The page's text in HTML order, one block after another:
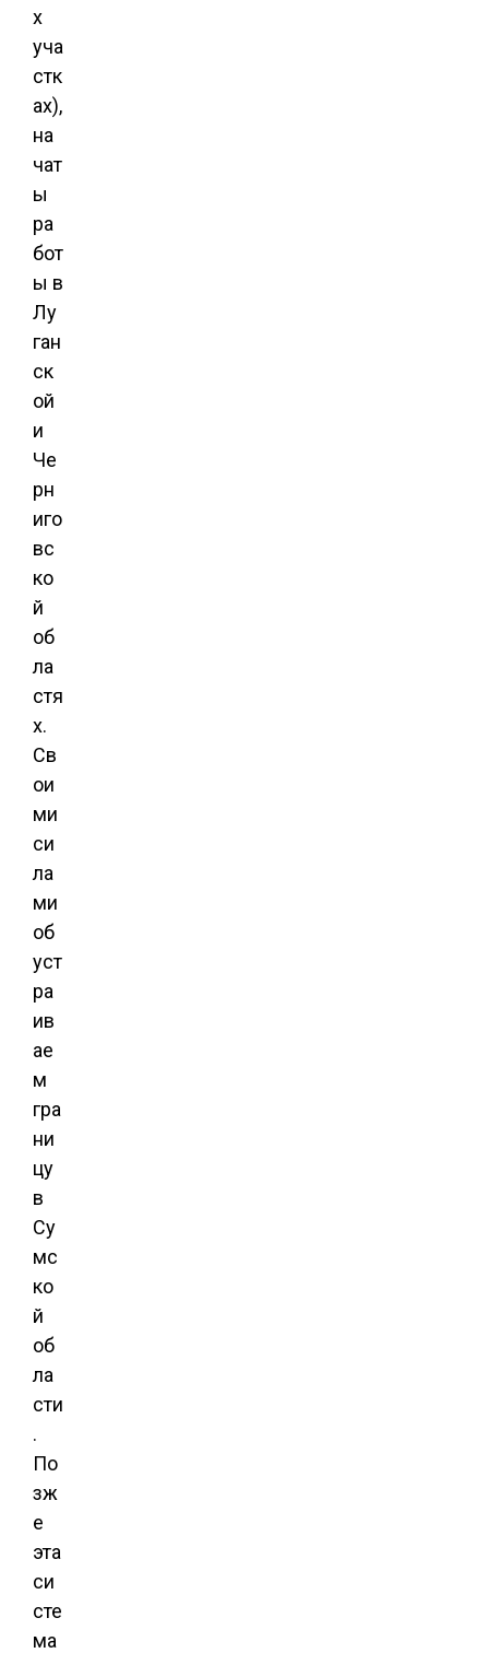
х
уча
стк
ах),
на
чат
ы
ра
бот
ы в
Лу
ган
ск
ой
и
Че
рн
иго
вс
ко
й
об
ла
стя
х.
Св
ои
ми
си
ла
ми
об
уст
ра
ив
ае
м
гра
ни
цу
в
Су
мс
ко
й
об
ла
сти
.
По
зж
е
эта
си
сте
ма